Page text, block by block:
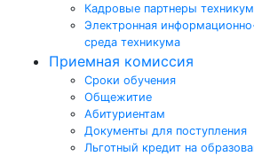
Кадровые партнеры
Электронная
среда техникума
Приемная комиссия
Сроки обучения
Общежитие
Абитуриентам
Документы для поступления
Льготный кредит на